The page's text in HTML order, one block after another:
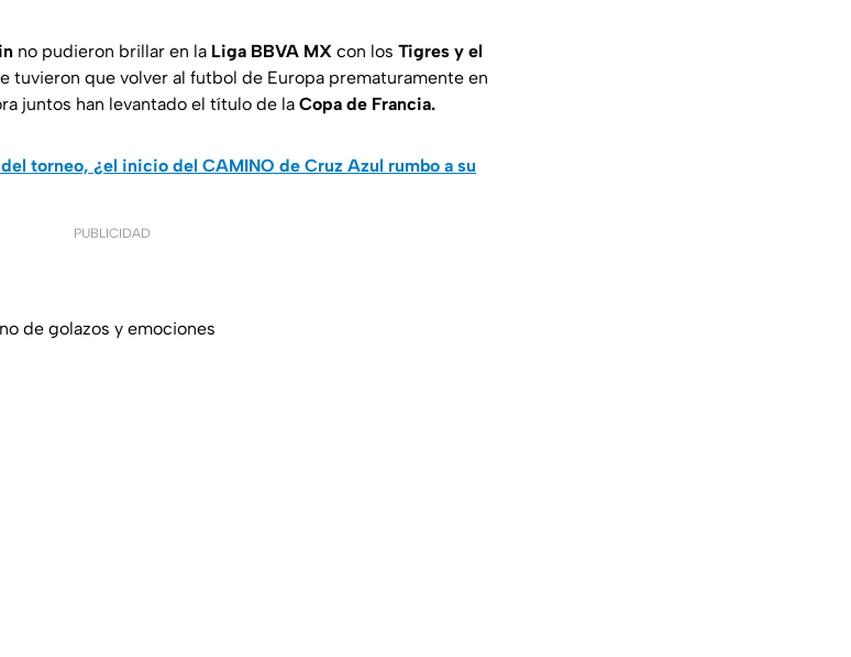
no pudieron brillar en la Liga BBVA MX con los Tigres y el
tuvieron que volver al futbol de Europa prematuramente en
juntos han levantado el título de la Copa de Francia.
del torneo, ¿el inicio del CAMINO de Cruz Azul rumbo a su
PUBLICIDAD
de golazos y emociones